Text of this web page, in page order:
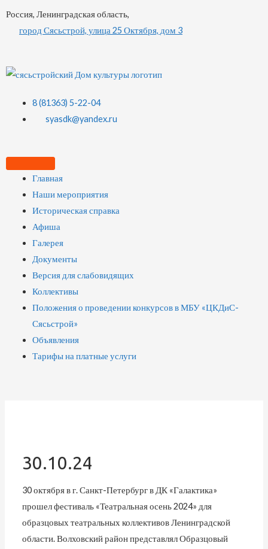
Россия, Ленинградская область,
город Сясьстрой, улица 25 Октября, дом 3
8 (81363) 5-22-04
syasdk@yandex.ru
Главная
Наши мероприятия
Историческая справка
Афиша
Галерея
Документы
Версия для слабовидящих
Коллективы
Положения о проведении конкурсов в МБУ «ЦКДиС-
Сясьстрой»
Объявления
Тарифы на платные услуги
30.10.24
30 октября в г. Санкт-Петербург в ДК «Галактика»
прошел фестиваль «Театральная осень 2024» для
образцовых театральных коллективов Ленинградской
области. Волховский район представлял Образцовый